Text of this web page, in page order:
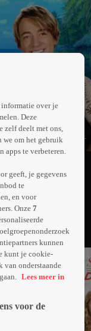
Hudson wil
het altaar is
bij een
verloofde. Tijdens
al blijft zij in
haar
over je
Deze
zelf deelt met ons,
we om het gebruik
apps te verbeteren.
geeft, je gegevens
te
en voor
Onze7
kunnen
kunt je cookie-
onderstaande
Lees meer in
voor de